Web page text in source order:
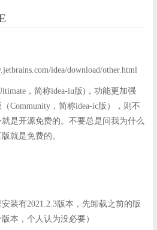
idea/download/other.html
，简称idea-iu版)，功能更加强
Community，简称idea-ic版），则不
是开源免费的。不要总是问我为什么
就是免费的。
装有2021.2.3版本，先卸载之前的版
本，个人认为没必要）